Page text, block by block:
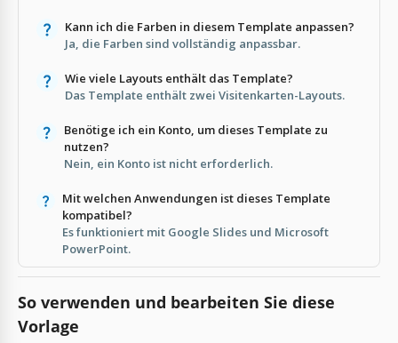
Kann ich die Farben in diesem Template anpassen?
Ja, die Farben sind vollständig anpassbar.
Wie viele Layouts enthält das Template?
Das Template enthält zwei Visitenkarten-Layouts.
Benötige ich ein Konto, um dieses Template zu
nutzen?
Nein, ein Konto ist nicht erforderlich.
Mit welchen Anwendungen ist dieses Template
kompatibel?
Es funktioniert mit Google Slides und Microsoft
PowerPoint.
So verwenden und bearbeiten Sie diese
Vorlage